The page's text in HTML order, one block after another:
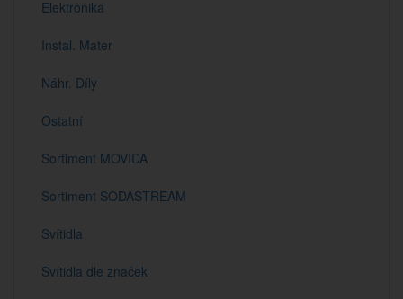
Elektronika
Instal. Mater
Náhr. Díly
Ostatní
Sortiment MOVIDA
Sortiment SODASTREAM
Svítidla
Svítidla dle značek